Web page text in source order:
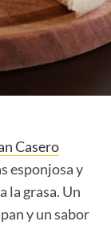
Casero
esponjosa y
la grasa. Un
y un sabor